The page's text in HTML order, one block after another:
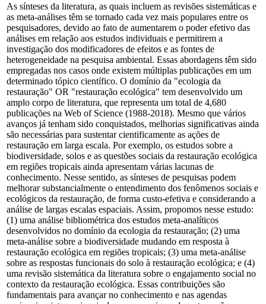
As sínteses da literatura, as quais incluem as revisões sistemáticas e
as meta-análises têm se tornado cada vez mais populares entre os
pesquisadores, devido ao fato de aumentarem o poder efetivo das
análises em relação aos estudos individuais e permitirem a
investigação dos modificadores de efeitos e as fontes de
heterogeneidade na pesquisa ambiental. Essas abordagens têm sido
empregadas nos casos onde existem múltiplas publicações em um
determinado tópico científico. O domínio da "ecologia da
restauração" OR "restauração ecológica" tem desenvolvido um
amplo corpo de literatura, que representa um total de 4,680
publicações na Web of Science (1988-2018). Mesmo que vários
avanços já tenham sido conquistados, melhorias significativas ainda
são necessárias para sustentar cientificamente as ações de
restauração em larga escala. Por exemplo, os estudos sobre a
biodiversidade, solos e as questões sociais da restauração ecológica
em regiões tropicais ainda apresentam várias lacunas de
conhecimento. Nesse sentido, as sínteses de pesquisas podem
melhorar substancialmente o entendimento dos fenômenos sociais e
ecológicos da restauração, de forma custo-efetiva e considerando a
análise de largas escalas espaciais. Assim, propomos nesse estudo:
(1) uma análise bibliométrica dos estudos meta-analíticos
desenvolvidos no domínio da ecologia da restauração; (2) uma
meta-análise sobre a biodiversidade mudando em resposta à
restauração ecológica em regiões tropicais; (3) uma meta-análise
sobre as respostas funcionais do solo à restauração ecológica; e (4)
uma revisão sistemática da literatura sobre o engajamento social no
contexto da restauração ecológica. Essas contribuições são
fundamentais para avançar no conhecimento e nas agendas